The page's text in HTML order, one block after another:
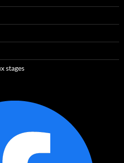
stages